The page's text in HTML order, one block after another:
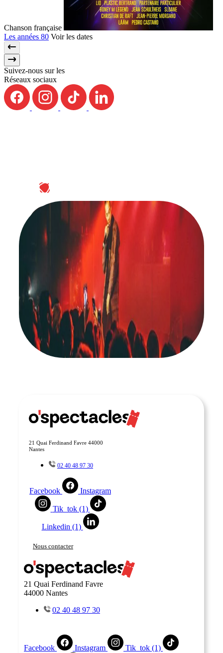
Chanson française
Les années 80 Voir les dates
Suivez-nous sur les
Réseaux sociaux
ABONNEZ-VOUS À NOTRE NEWSLETTER
21 Quai Ferdinand Favre 44000
Nantes
02 40 48 97 30
Facebook Instagram
Tik_tok (1)
Linkedin (1)
Nous contacter
21 Quai Ferdinand Favre
44000 Nantes
02 40 48 97 30
Facebook Instagram Tik_tok (1)